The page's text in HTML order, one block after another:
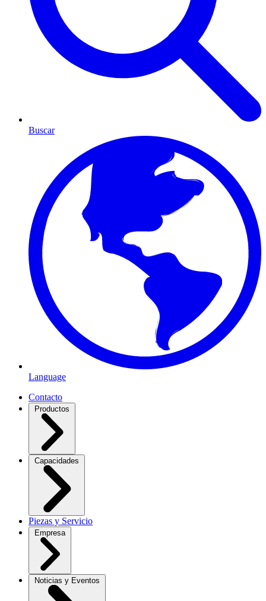
Buscar
Language
Contacto
Productos
Capacidades
Piezas y Servicio
Empresa
Noticias y Eventos